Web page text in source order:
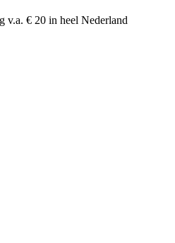
v.a. € 20 in heel Nederland